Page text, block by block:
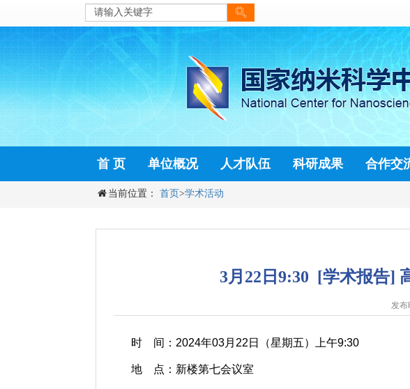
首 页 单位概况 人才队伍 科研成果 合作交
当前位置： 首页>学术活动
3月22日9:30 [学术报告]
发布
时 间：2024年03月22日（星期五）上午9:30
地 点：新楼第七会议室